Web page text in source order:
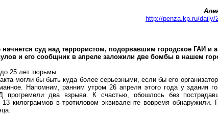
http://penza.kp.ru/daily/
начнется суд над террористом, подорвавшим городское ГАИ
и его сообщник в апреле заложили две бомбы в нашем
до 25 лет тюрьмы.
могли бы быть куда более серьезными, если бы его
Напомним, ранним утром 26 апреля этого года у здания
прогремели два взрыва. К счастью, обошлось без
13 килограммовв тротиловом эквиваленте вовремя обнаружили.